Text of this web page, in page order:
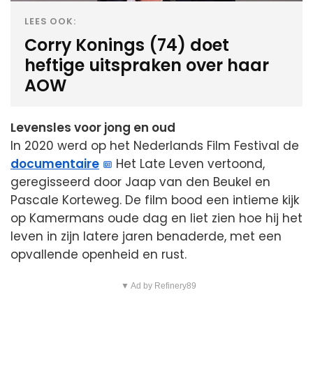
LEES OOK:
Corry Konings (74) doet
heftige uitspraken over haar
AOW
Levensles voor jong en oud
In 2020 werd op het Nederlands Film Festival de
documentaire
Het Late Leven vertoond,
geregisseerd door Jaap van den Beukel en
Pascale Korteweg. De film bood een intieme kijk
op Kamermans oude dag en liet zien hoe hij het
leven in zijn latere jaren benaderde, met een
opvallende openheid en rust.
▼ Ad by Refinery89